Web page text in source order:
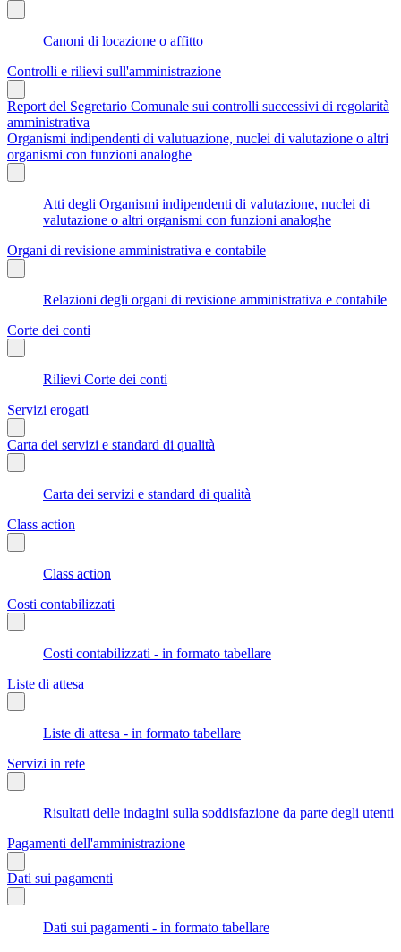
Canoni di locazione o affitto
Controlli e rilievi sull'amministrazione
Report del Segretario Comunale sui controlli successivi di regolarità
amministrativa
Organismi indipendenti di valutuazione, nuclei di valutazione o altri
organismi con funzioni analoghe
Atti degli Organismi indipendenti di valutazione, nuclei di
valutazione o altri organismi con funzioni analoghe
Organi di revisione amministrativa e contabile
Relazioni degli organi di revisione amministrativa e contabile
Corte dei conti
Rilievi Corte dei conti
Servizi erogati
Carta dei servizi e standard di qualità
Carta dei servizi e standard di qualità
Class action
Class action
Costi contabilizzati
Costi contabilizzati - in formato tabellare
Liste di attesa
Liste di attesa - in formato tabellare
Servizi in rete
Risultati delle indagini sulla soddisfazione da parte degli utenti
Pagamenti dell'amministrazione
Dati sui pagamenti
Dati sui pagamenti - in formato tabellare